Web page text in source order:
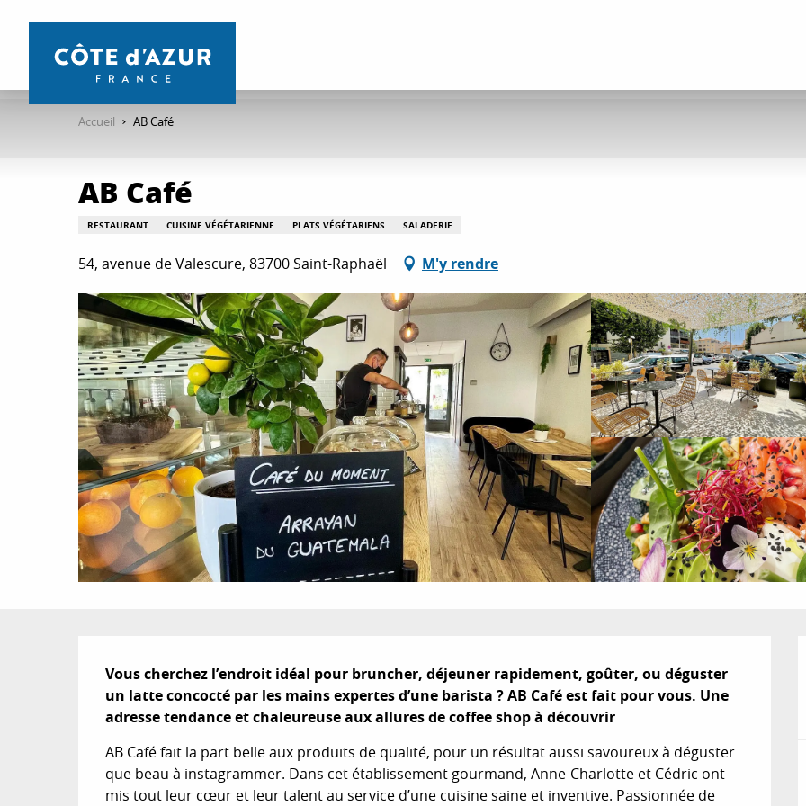
contenu
Accueil AB Café
AB Café
RESTAURANT CUISINE VÉGÉTARIENNE PLATS VÉGÉTARIENS SALADERIE
54, avenue de Valescure, 83700 Saint-Raphaël M'y rendre
Description
Vous cherchez l’endroit idéal pour bruncher, déjeuner rapidement, goûter, ou déguster
un latte concocté par les mains expertes d’une barista ? AB Café est fait pour vous. Une
adresse tendance et chaleureuse aux allures de coffee shop à découvrir
AB Café fait la part belle aux produits de qualité, pour un résultat aussi savoureux à déguster
que beau à instagrammer. Dans cet établissement gourmand, Anne-Charlotte et Cédric ont
mis tout leur cœur et leur talent au service d’une cuisine saine et inventive. Passionnée de